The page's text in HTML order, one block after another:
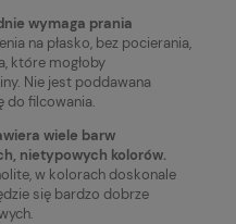
wymaga prania
na płasko, bez pocierania,
które mogłoby
Nie jest poddawana
do filcowania.
wiele barw
nietypowych kolorów.
w kolorach doskonale
się bardzo dobrze